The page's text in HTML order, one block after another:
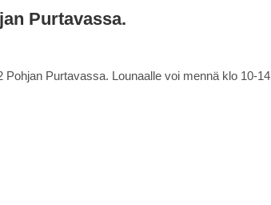
Purtavassa.
Purtavassa. Lounaalle voi mennä klo 10-14